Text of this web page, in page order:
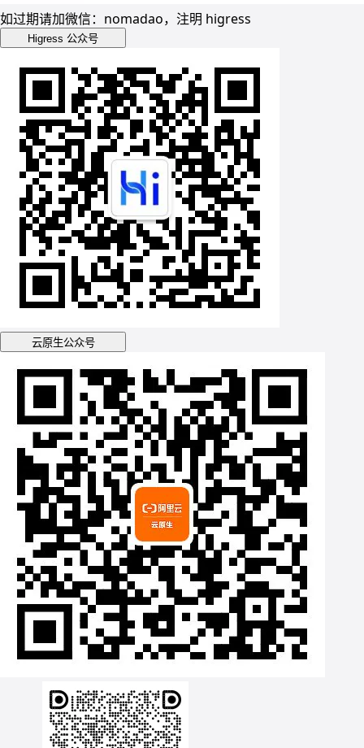
如过期请加微信：nomadao，注明 higress
Higress 公众号
云原生公众号